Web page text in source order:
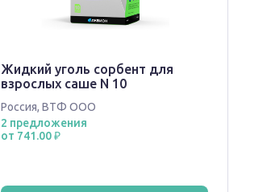
Жидкий уголь сорбент для
взрослых саше N 10
Россия,ВТФ ООО
2 предложения
от 741.00 ₽